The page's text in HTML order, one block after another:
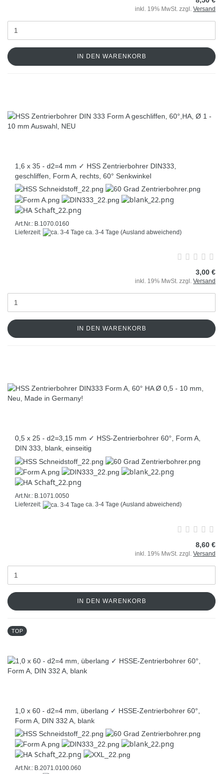
inkl. 19% MwSt. zzgl. Versand
IN DEN WARENKORB
1,6 x 35 - d2=4 mm ✓ HSS Zentrierbohrer DIN333,
geschliffen, Form A, rechts, 60° Senkwinkel
Art.Nr.: B.1070.0160
Lieferzeit:
ca. 3-4 Tage (Ausland abweichend)
3,00 €
inkl. 19% MwSt. zzgl. Versand
IN DEN WARENKORB
0,5 x 25 - d2=3,15 mm ✓ HSS-Zentrierbohrer 60°, Form A,
DIN 333, blank, einseitig
Art.Nr.: B.1071.0050
Lieferzeit:
ca. 3-4 Tage (Ausland abweichend)
8,60 €
inkl. 19% MwSt. zzgl. Versand
IN DEN WARENKORB
TOP
1,0 x 60 - d2=4 mm, überlang ✓ HSSE-Zentrierbohrer 60°,
Form A, DIN 332 A, blank
Art.Nr.: B.2071.0100.060